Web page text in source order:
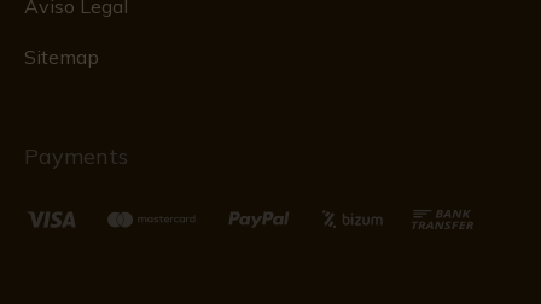
Aviso Legal
Sitemap
Payments